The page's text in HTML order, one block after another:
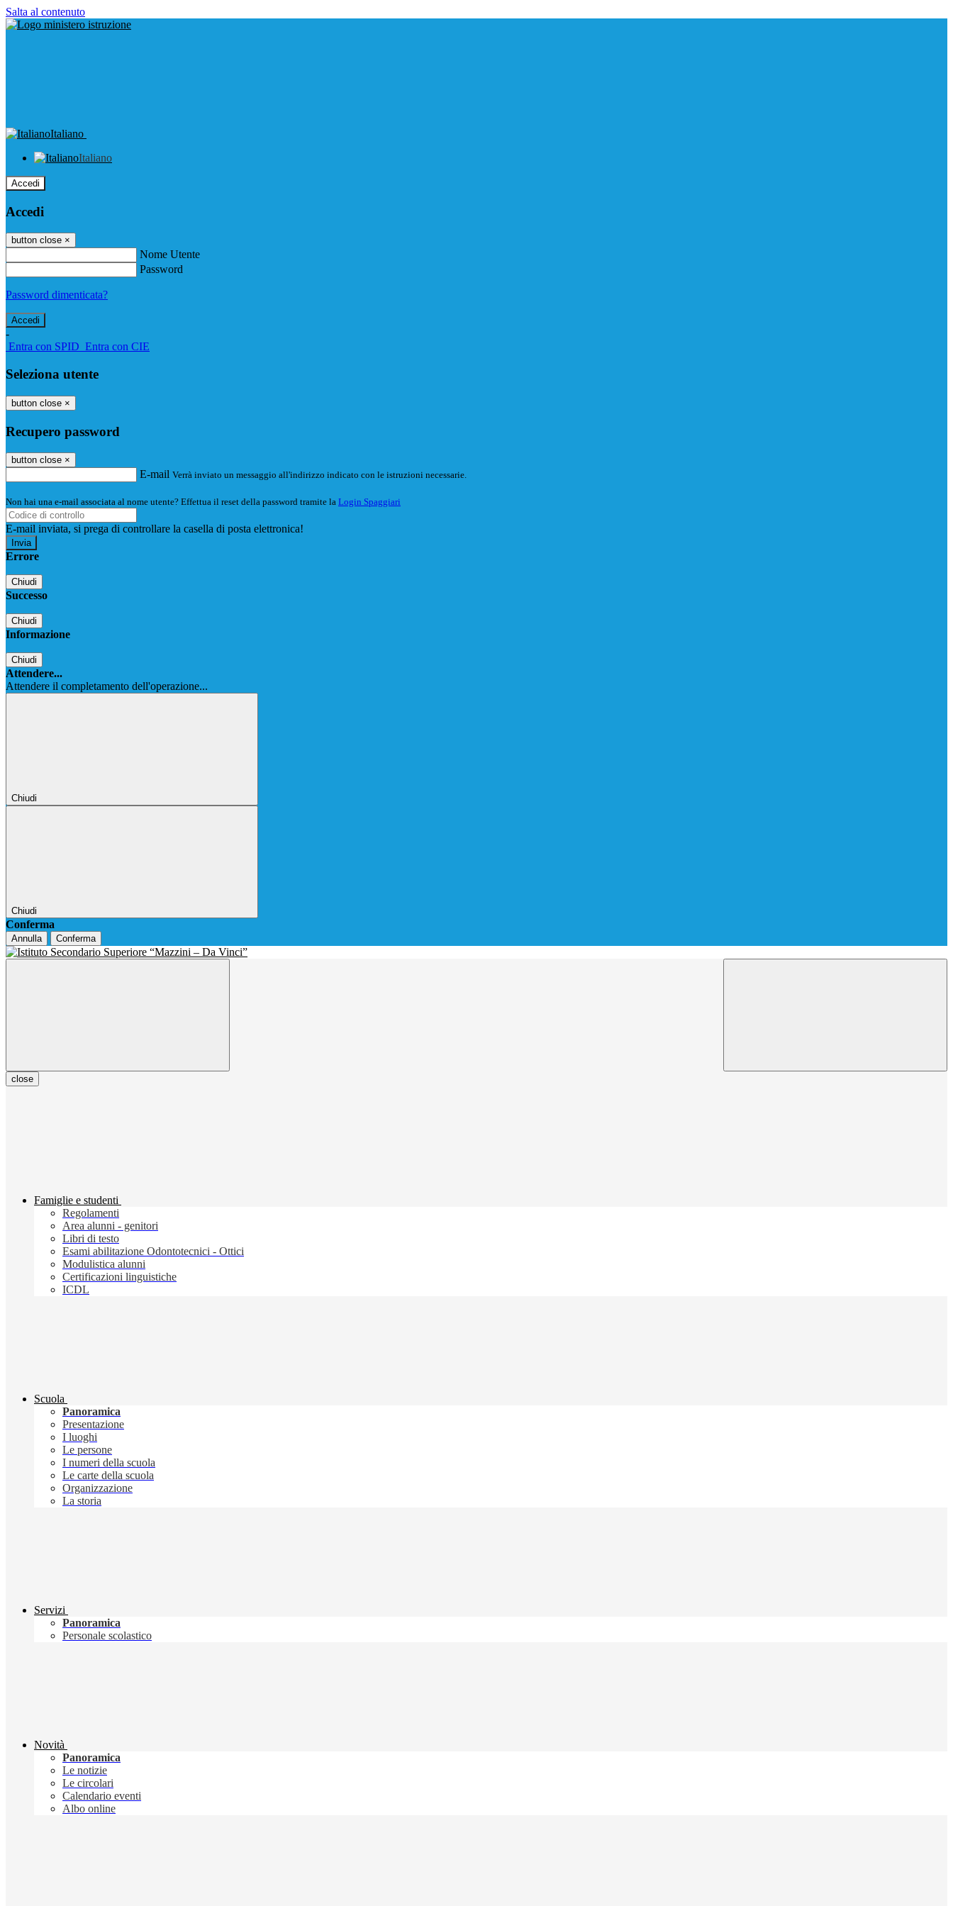
Salta al contenuto
Italiano
Italiano
Accedi
Accedi
button close ×
Nome Utente
Password
Password dimenticata?
-
Entra con SPID Entra con CIE
Seleziona utente
button close ×
Recupero password
button close ×
E-mail Verrà inviato un messaggio all'indirizzo indicato con le istruzioni necessarie.
Non hai una e-mail associata al nome utente? Effettua il reset della password tramite la Login Spaggiari
E-mail inviata, si prega di controllare la casella di posta elettronica!
Errore
Chiudi
Successo
Chiudi
Informazione
Chiudi
Attendere...
Attendere il completamento dell'operazione...
Chiudi
Chiudi
Conferma
Annulla Conferma
close
Famiglie e studenti
Regolamenti
Area alunni - genitori
Libri di testo
Esami abilitazione Odontotecnici - Ottici
Modulistica alunni
Certificazioni linguistiche
ICDL
Scuola
Panoramica
Presentazione
I luoghi
Le persone
I numeri della scuola
Le carte della scuola
Organizzazione
La storia
Servizi
Panoramica
Personale scolastico
Novità
Panoramica
Le notizie
Le circolari
Calendario eventi
Albo online